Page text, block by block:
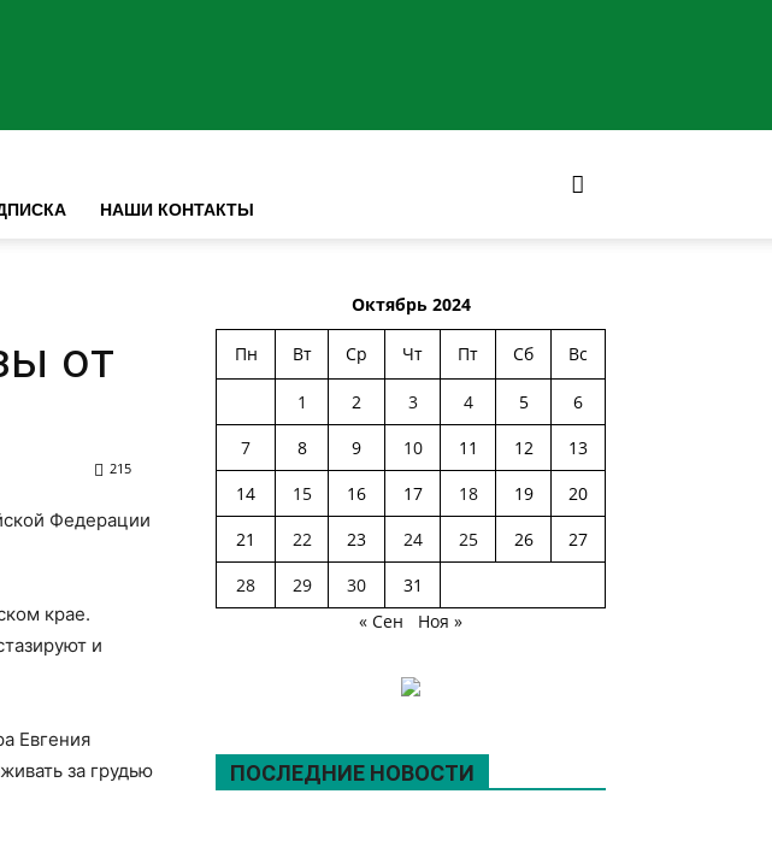
НАШИ КОНТАКТЫ
от
215
Федерации
крае.
и
Евгения
за грудью
Октябрь 2024
Пн Вт Ср Чт Пт Сб Вс
1 2 3 4 5
6
7
8 9 10 11 12
13
14
15 16 17 18 19
20
21
22 23 24 25 26
27
28
29 30
31
« Сен
Ноя »
ПОСЛЕДНИЕ НОВОСТИ